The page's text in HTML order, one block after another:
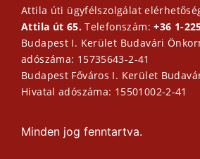
Attila úti ügyfélszolgálat
Attila út 65.Telefonszám:+36 1-
Budapest I. Kerület Budavári
adószáma: 15735643-2-41
Budapest Főváros I. Kerület
Hivatal adószáma: 15501002-2-41
Minden jog fenntartva.